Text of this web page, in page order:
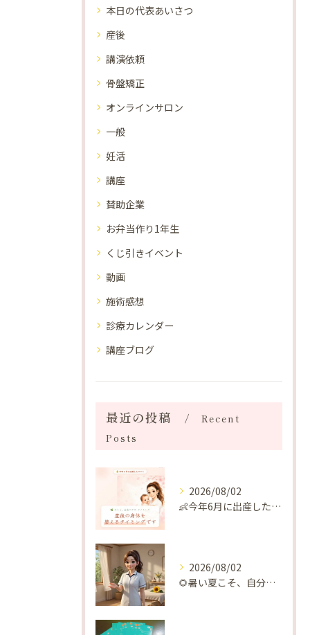
本日の代表あいさつ
産後
講演依頼
骨盤矯正
オンラインサロン
一般
妊活
講座
賛助企業
お弁当作り1年生
くじ引きイベント
動画
施術感想
診療カレンダー
講座ブログ
最近の投稿
Recent
Posts
2026/08/02
👶今年6月に出産したママへ♡
2026/08/02
🌻暑い夏こそ、自分の身体を整える時間を♡